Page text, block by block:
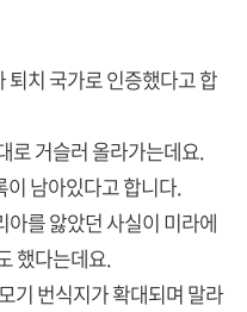
치 국가로 인증했다고 합
로 거슬러 올라가는데요.
남아있다고 합니다.
를 앓았던 사실이 미라에
했다는데요.
기 번식지가 확대되며 말라